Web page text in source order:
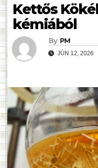
Kettős
kémiából
By PM
JÚN 12, 2026